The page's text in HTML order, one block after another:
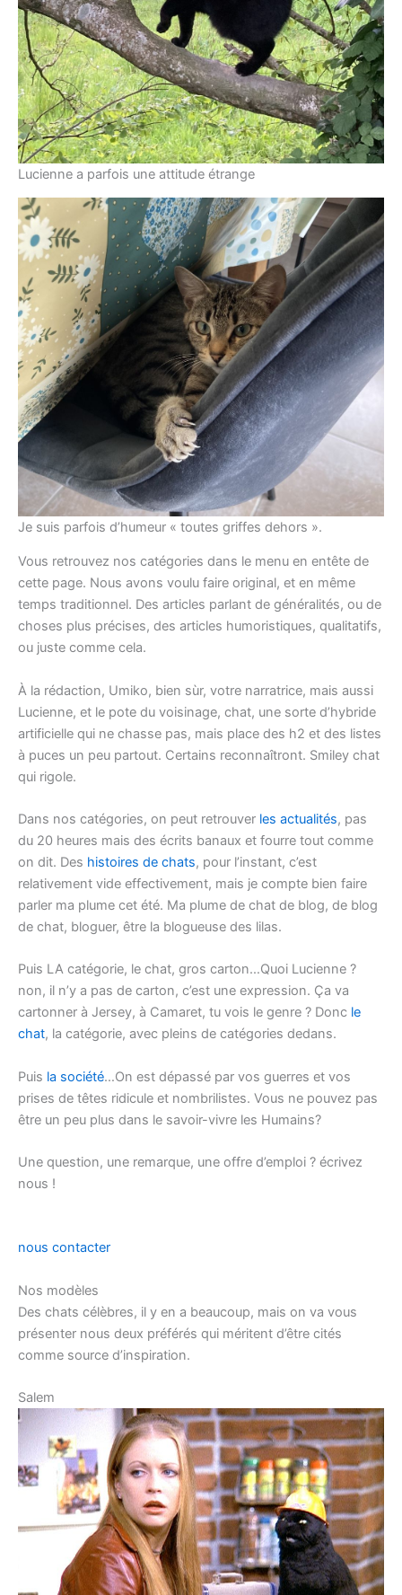
Lucienne a parfois une attitude étrange
Je suis parfois d’humeur « toutes griffes dehors ».
Vous retrouvez nos catégories dans le menu en entête de
cette page. Nous avons voulu faire original, et en même
temps traditionnel. Des articles parlant de généralités, ou de
choses plus précises, des articles humoristiques, qualitatifs,
ou juste comme cela.
À la rédaction, Umiko, bien sùr, votre narratrice, mais aussi
Lucienne, et le pote du voisinage, chat, une sorte d’hybride
artificielle qui ne chasse pas, mais place des h2 et des listes
à puces un peu partout. Certains reconnaîtront. Smiley chat
qui rigole.
Dans nos catégories, on peut retrouver les actualités, pas
du 20 heures mais des écrits banaux et fourre tout comme
on dit. Des histoires de chats, pour l’instant, c’est
relativement vide effectivement, mais je compte bien faire
parler ma plume cet été. Ma plume de chat de blog, de blog
de chat, bloguer, être la blogueuse des lilas.
Puis LA catégorie, le chat, gros carton…Quoi Lucienne ?
non, il n’y a pas de carton, c’est une expression. Ça va
cartonner à Jersey, à Camaret, tu vois le genre ? Donc le
chat, la catégorie, avec pleins de catégories dedans.
Puis la société…On est dépassé par vos guerres et vos
prises de têtes ridicule et nombrilistes. Vous ne pouvez pas
être un peu plus dans le savoir-vivre les Humains?
Une question, une remarque, une offre d’emploi ? écrivez
nous !
nous contacter
Nos modèles
Des chats célèbres, il y en a beaucoup, mais on va vous
présenter nous deux préférés qui méritent d’être cités
comme source d’inspiration.
Salem